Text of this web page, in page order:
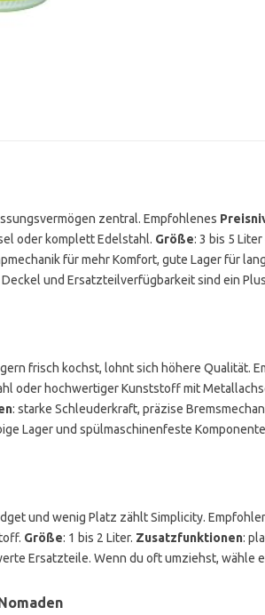
zentral. Empfohlenes
oder komplett Edelstahl. Größe: 3 bis 5
für mehr Komfort, gute Lager für
und Ersatzteilverfügbarkeit sind ein
frisch kochst, lohnt sich höhere Qualität.
oder hochwertiger Kunststoff mit
: starke Schleuderkraft, präzise
Lager und spülmaschinenfeste
und wenig Platz zählt Simplicity.
Größe: 1 bis 2 Liter. Zusatzfunktionen:
Ersatzteile. Wenn du oft umziehst, wähle